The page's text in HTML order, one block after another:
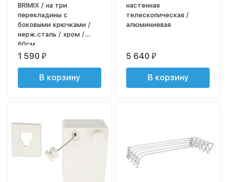
BRIMIX / на три
перекладины с
боковыми крючками /
нерж.сталь / хром /
60см
1 590₽
В корзину
настенная
телескопическая /
алюминиевая
5 640₽
В корзину